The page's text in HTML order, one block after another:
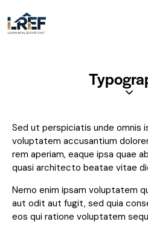
Sed ut perspiciatis unde omnis
voluptatem accusantium
rem aperiam, eaque ipsa quae
quasi architecto beatae vitae
Nemo enim ipsam voluptatem
aut odit aut fugit, sed quia
eos qui ratione voluptatem